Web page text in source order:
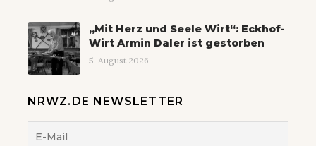
„Mit Herz und Seele Wirt“: Eckhof-
Wirt Armin Daler ist gestorben
5. August 2026
NRWZ.DE NEWSLETTER